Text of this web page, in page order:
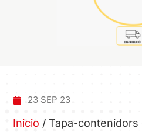
23 SEP 23
Inicio /Tapa-